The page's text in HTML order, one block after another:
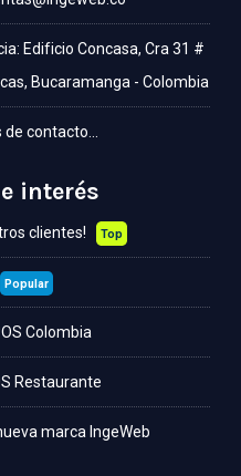
Edificio Concasa, Cra 31 #
Bucaramanga - Colombia
contacto...
interés
clientes! Top
Popular
Colombia
Restaurante
marca IngeWeb